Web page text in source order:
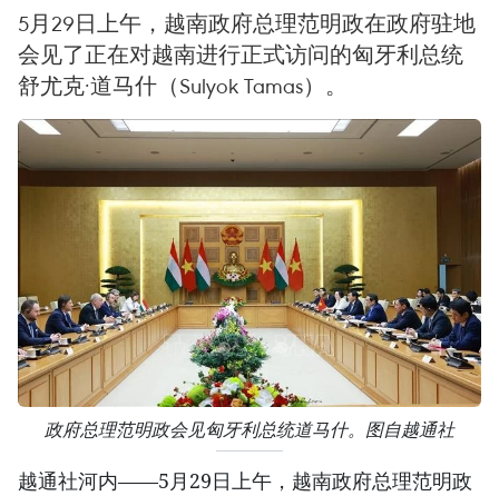
5月29日上午，越南政府总理范明政在政府驻地
会见了正在对越南进行正式访问的匈牙利总统
舒尤克·道马什（Sulyok Tamas）。
政府总理范明政会见匈牙利总统道马什。图自越通社
越通社河内——5月29日上午，越南政府总理范明政